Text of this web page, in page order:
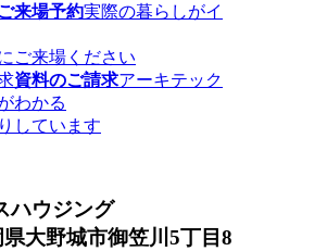
来場予約実際の暮らしがイ
ご来場ください
資料のご請求アーキテック
わかる
しています
大野城市御笠川5丁目8